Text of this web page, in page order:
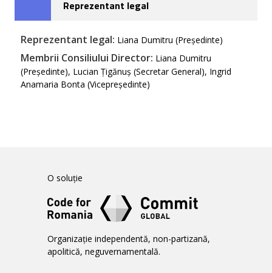
Reprezentant legal
Reprezentant legal: Liana Dumitru (Președinte)
Membrii Consiliului Director: Liana Dumitru
(Președinte), Lucian Țigănuș (Secretar General), Ingrid
Anamaria Bonta (Vicepreședinte)
O soluție
Organizație independentă, non-partizană,
apolitică, neguvernamentală.